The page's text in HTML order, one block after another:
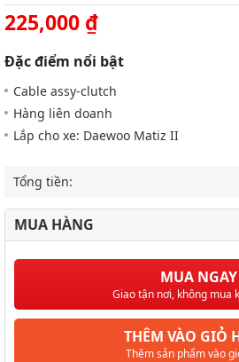
225,000 ₫
Đặc điểm nổi bật
Cable assy-clutch
Hàng liên doanh
Lắp cho xe: Daewoo Matiz II
Tổng tiền:
MUA HÀNG
MUA NGAY
Giao tận nơi, không mua
THÊM VÀO GIỎ
Thêm sản phẩm vào